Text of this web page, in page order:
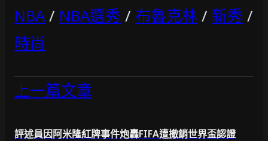
NBA/ NBA選秀 / 布魯克林 / 新秀 /
時尚
上一篇文章
評述員因阿米隆紅牌事件炮轟FIFA遭撤銷世界盃認證